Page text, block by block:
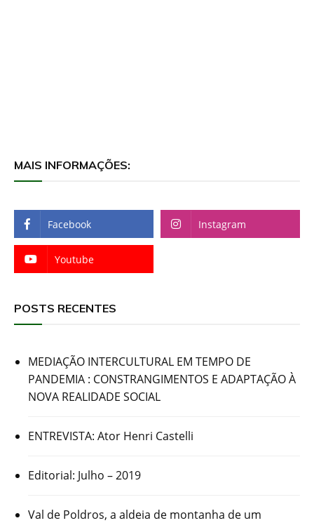
MAIS INFORMAÇÕES:
Facebook Instagram
Youtube
POSTS RECENTES
MEDIAÇÃO INTERCULTURAL EM TEMPO DE
PANDEMIA : CONSTRANGIMENTOS E ADAPTAÇÃO À
NOVA REALIDADE SOCIAL
ENTREVISTA: Ator Henri Castelli
Editorial: Julho – 2019
Val de Poldros, a aldeia de montanha de um